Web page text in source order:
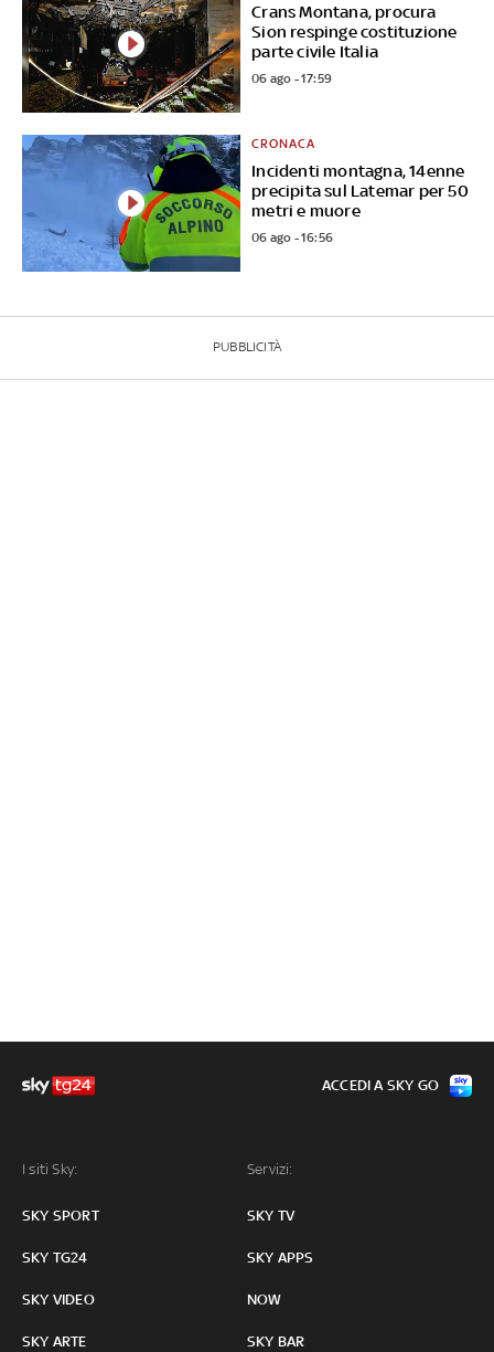
Crans Montana, procura
Sion respinge costituzione
parte civile Italia
06 ago - 17:59
Incidenti montagna, 14enne
precipita sul Latemar per 50
metri e muore
CRONACA
06 ago - 16:56
PUBBLICITÀ
I siti Sky:
SKY SPORT
SKY TG24
SKY VIDEO
SKY ARTE
Servizi:
SKY TV
SKY APPS
NOW
SKY BAR
ACCEDI A SKY GO